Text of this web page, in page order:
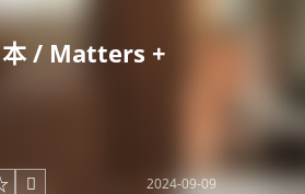
/ Matters +
 2024-09-09